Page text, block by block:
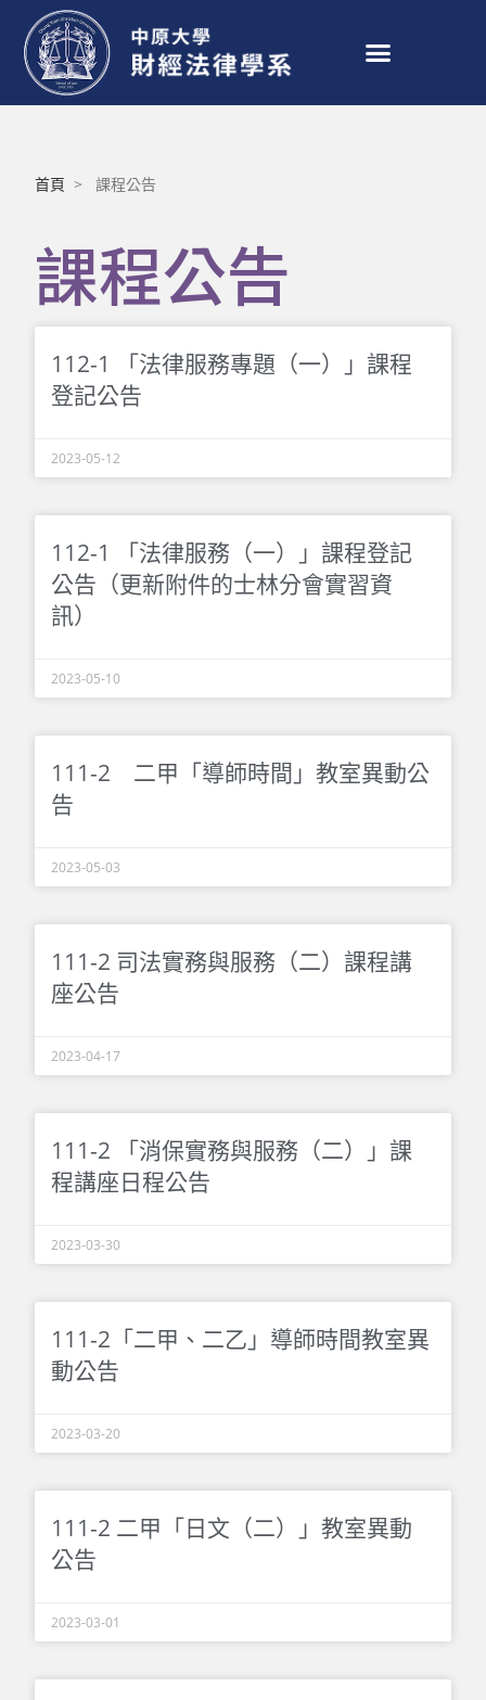
首頁 > 課程公告
課程公告
112-1 「法律服務專題（一）」課程
登記公告
2023-05-12
112-1 「法律服務（一）」課程登記
公告（更新附件的士林分會實習資
訊）
2023-05-10
111-2 二甲「導師時間」教室異動公
告
2023-05-03
111-2 司法實務與服務（二）課程講
座公告
2023-04-17
111-2 「消保實務與服務（二）」課
程講座日程公告
2023-03-30
111-2「二甲、二乙」導師時間教室異
動公告
2023-03-20
111-2 二甲「日文（二）」教室異動
公告
2023-03-01